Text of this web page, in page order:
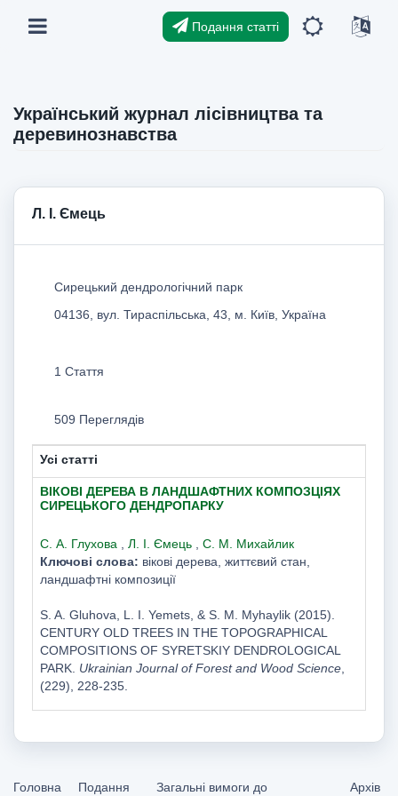
Подання статті
Український журнал лісівництва та
деревинознавства
Л. І. Ємець
Сирецький дендрологічний парк
04136, вул. Тираспільська, 43, м. Київ, Україна
1 Стаття
509 Переглядів
Усі статті
ВІКОВІ ДЕРЕВА В ЛАНДШАФТНИХ КОМПОЗЦІЯХ
СИРЕЦЬКОГО ДЕНДРОПАРКУ
С. А. Глухова Л. І. Ємець
С. М. Михайлик
Ключові слова: вікові дерева, життєвий стан,
ландшафтні композиції
S. A. Gluhova, L. I. Yemets, & S. M. Myhaylik (2015).
CENTURY OLD TREES IN THE TOPOGRAPHICAL
COMPOSITIONS OF SYRETSKIY DENDROLOGICAL
PARK. Ukrainian Journal of Forest and Wood Science,
(229), 228-235.
Головна Подання Загальні вимоги до Архів